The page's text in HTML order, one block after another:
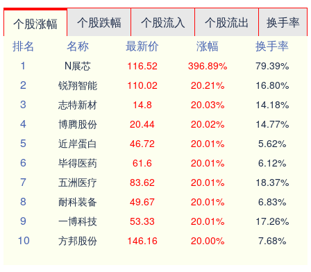
个股涨幅 个股跌幅 个股流入 个股流出
换手率
排名
名称 最新价 涨幅
换手率
1
N展芯 116.52 396.89% 79.39%
2 锐翔智能 110.02 20.21% 16.80%
3 志特新材 14.8 20.03% 14.18%
4 博腾股份 20.44 20.02% 14.77%
5 近岸蛋白 46.72 20.01% 5.62%
6 毕得医药 61.6 20.01% 6.12%
7 五洲医疗 83.62 20.01% 18.37%
8 耐科装备 49.67 20.01% 6.83%
9 一博科技 53.33 20.01% 17.26%
10 方邦股份 146.16 20.00% 7.68%